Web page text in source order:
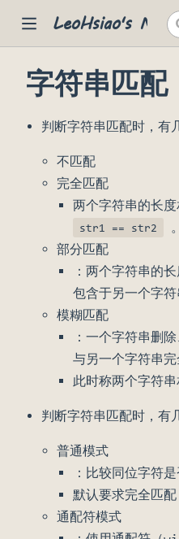
LeoHsiao's
window)
字符串匹配
判断字符串匹配时，有
不匹配
完全匹配
两个字符串的长
str1 == str2
。
部分匹配
：两个字符串的
包含于另一个字符
模糊匹配
：一个字符串删
与另一个字符串完
此时称两个字符串
判断字符串匹配时，有
普通模式
：比较同位字符是
默认要求完全匹配
通配符模式